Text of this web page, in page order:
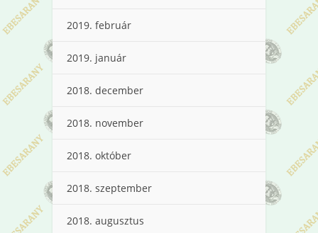
2019. február
2019. január
2018. december
2018. november
2018. október
2018. szeptember
2018. augusztus